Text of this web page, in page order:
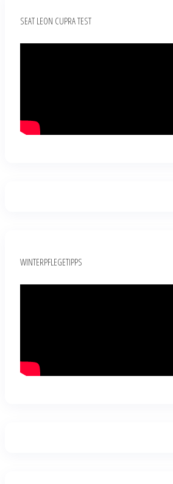
SEAT LEON CUPRA TEST
WINTERPFLEGETIPPS